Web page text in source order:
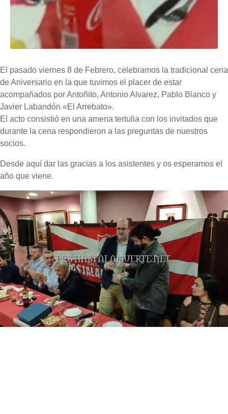
El pasado viernes 8 de Febrero, celebramos la tradicional cena
de Aniversario en la que tuvimos el placer de estar
acompañados por Antoñito, Antonio Alvarez, Pablo Blanco y
Javier Labandón «El Arrebato».
El acto consistió en una amena tertulia con los invitados que
durante la cena respondieron a las preguntas de nuestros
socios.
Desde aquí dar las gracias a los asistentes y os esperamos el
año que viene.